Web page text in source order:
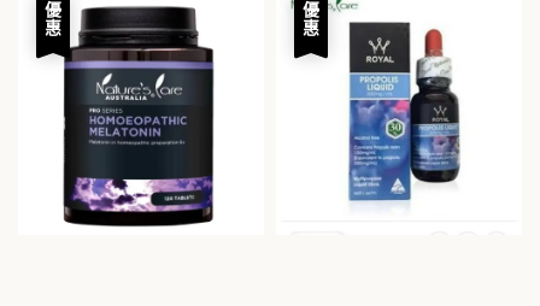
優惠 優惠